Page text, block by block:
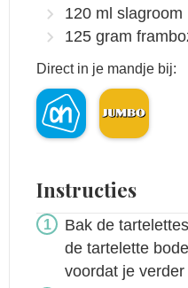
120 ml slagroom
125 gram
Direct in je mandje bij:
Instructies
Bak de
de tartelette
voordat je verder